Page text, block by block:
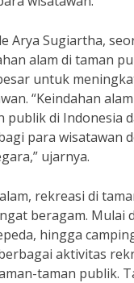
Arya Sugiartha,
alam di taman
untuk
“Keindahan
publik di Indonesia
para wisatawan
ujarnya.
rekreasi di
beragam. Mulai
hingga
aktivitas
taman publik.